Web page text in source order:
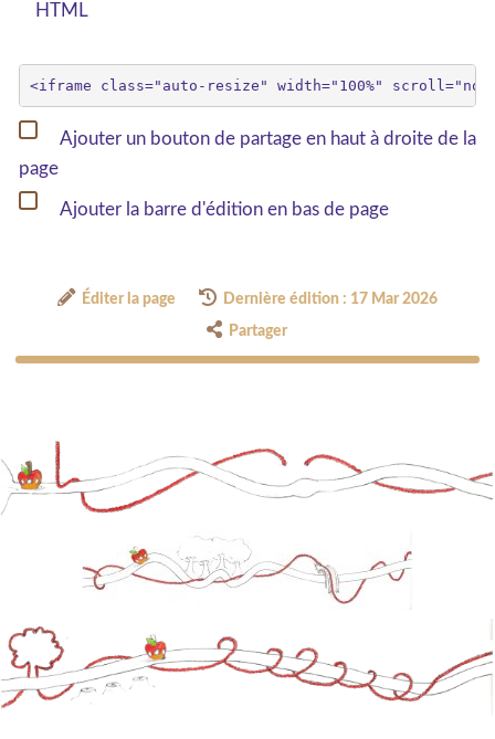
HTML
Ajouter un bouton de partage en haut à droite de la
page
Ajouter la barre d'édition en bas de page
Éditer la page Dernière édition : 17 Mar 2026
Partager